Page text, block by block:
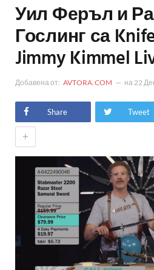
Уил Феръл и
Гослинг са
Jimmy Kimmel
Добавена от: AVTORA.COM на 22
Share Tweet
+